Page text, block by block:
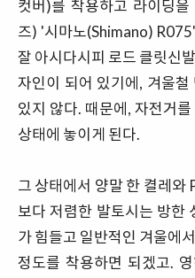
컷버)를 착용하고 라이딩
즈) '시마노(Shimano)
잘 아시다시피 로드 클릿신
자인이 되어 있기에, 겨울철
있지 않다. 때문에, 자전거
상태에 놓이게 된다.
그 상태에서 양말 한 켤레와
보다 저렴한 발토시는 방한
가 힘들고 일반적인 겨울에
정도를 착용하면 되겠고.